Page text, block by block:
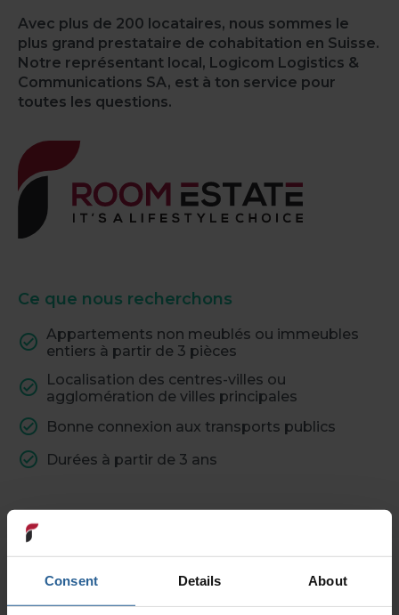
Consent Details About
Avec plus de 200 locataires, nous sommes le
plus grand prestataire de cohabitation en Suisse.
Notre représentant local, Logicom Logistics &
Communications SA, est à ton service pour
toutes les questions.
Ce que nous recherchons
Appartements non meublés ou immeubles
entiers à partir de 3 pièces
Localisation des centres-villes ou
agglomération de villes principales
Bonne connexion aux transports publics
Durées à partir de 3 ans
Cohabitation en Suisse